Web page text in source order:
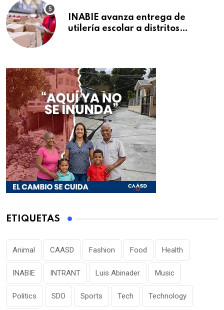
INABIE avanza entrega de
utilería escolar a distritos
ETIQUETAS
Animal CAASD Fashion Food Health
INABIE INTRANT Luis Abinader Music
Politics SDO Sports Tech Technology